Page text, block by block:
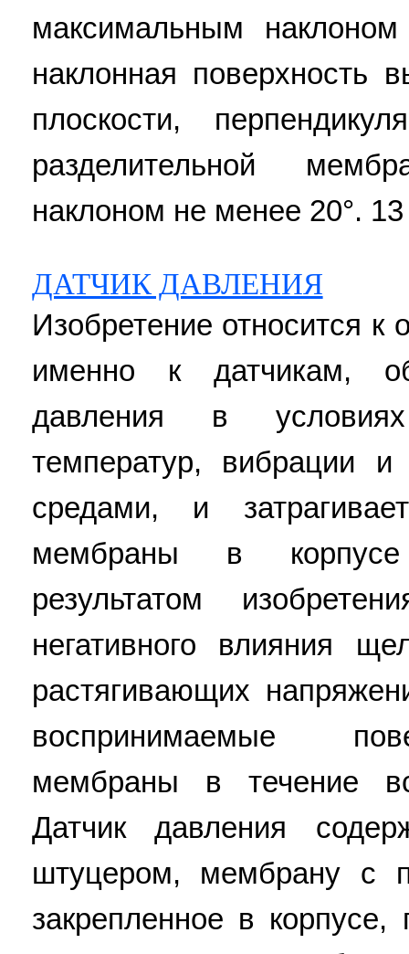
максимальным
наклонная поверхность
плоскости,
разделительной
наклоном не менее 20°.
ДАТЧИК ДАВЛЕНИЯ
Изобретение относится
именно к датчикам,
давления в
температур, вибрации и
средами, и
мембраны в корпусе
результатом
негативного влияния
растягивающих
воспринимаемые
мембраны в течение
Датчик давления
штуцером, мембрану с
закрепленное в